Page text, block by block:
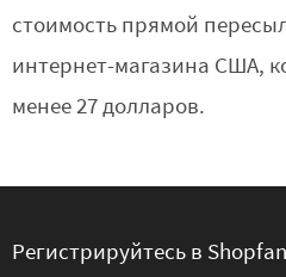
стоимость прямой
интернет-магазина США,
менее 27 долларов.
Регистрируйтесь в